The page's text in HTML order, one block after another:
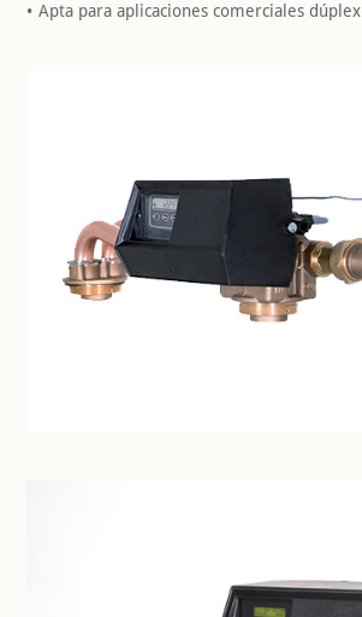
Apta para aplicaciones comerciales dúplex